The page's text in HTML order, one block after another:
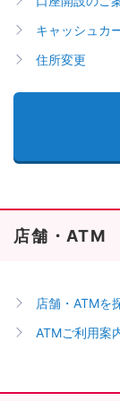
キャッシュカ
住所変更
店舗・ATM
店舗・ATMを
ATMご利用案